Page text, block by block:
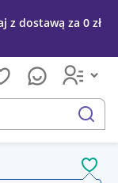
z dostawą za 0 zł
szukaj